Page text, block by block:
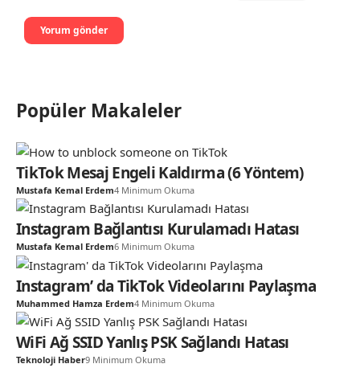
Popüler Makaleler
TikTok Mesaj Engeli Kaldırma (6 Yöntem)
Mustafa Kemal Erdem4 Minimum Okuma
Instagram Bağlantısı Kurulamadı Hatası
Mustafa Kemal Erdem6 Minimum Okuma
Instagram’ da TikTok Videolarını Paylaşma
Muhammed Hamza Erdem4 Minimum Okuma
WiFi Ağ SSID Yanlış PSK Sağlandı Hatası
Teknoloji Haber9 Minimum Okuma